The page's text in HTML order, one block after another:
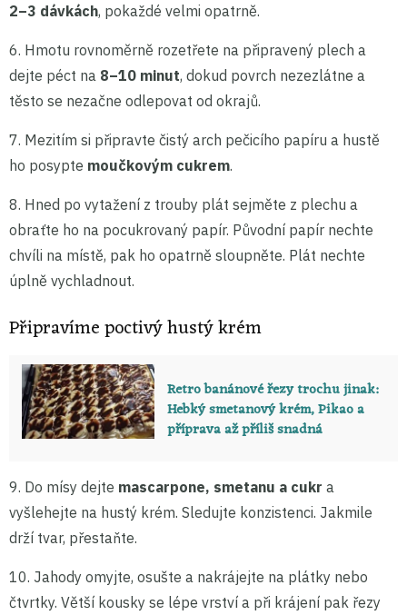
2–3 dávkách, pokaždé velmi opatrně.
6. Hmotu rovnoměrně rozetřete na připravený plech a
dejte péct na 8–10 minut, dokud povrch nezezlátne a
těsto se nezačne odlepovat od okrajů.
7. Mezitím si připravte čistý arch pečicího papíru a hustě
ho posypte moučkovým cukrem.
8. Hned po vytažení z trouby plát sejměte z plechu a
obraťte ho na pocukrovaný papír. Původní papír nechte
chvíli na místě, pak ho opatrně sloupněte. Plát nechte
úplně vychladnout.
Připravíme poctivý hustý krém
Retro banánové řezy trochu jinak:
Hebký smetanový krém, Pikao a
příprava až příliš snadná
9. Do mísy dejte mascarpone, smetanu a cukr a
vyšlehejte na hustý krém. Sledujte konzistenci. Jakmile
drží tvar, přestaňte.
10. Jahody omyjte, osušte a nakrájejte na plátky nebo
čtvrtky. Větší kousky se lépe vrství a při krájení pak řezy